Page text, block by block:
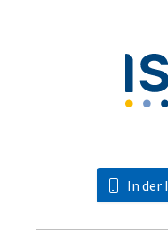
In der